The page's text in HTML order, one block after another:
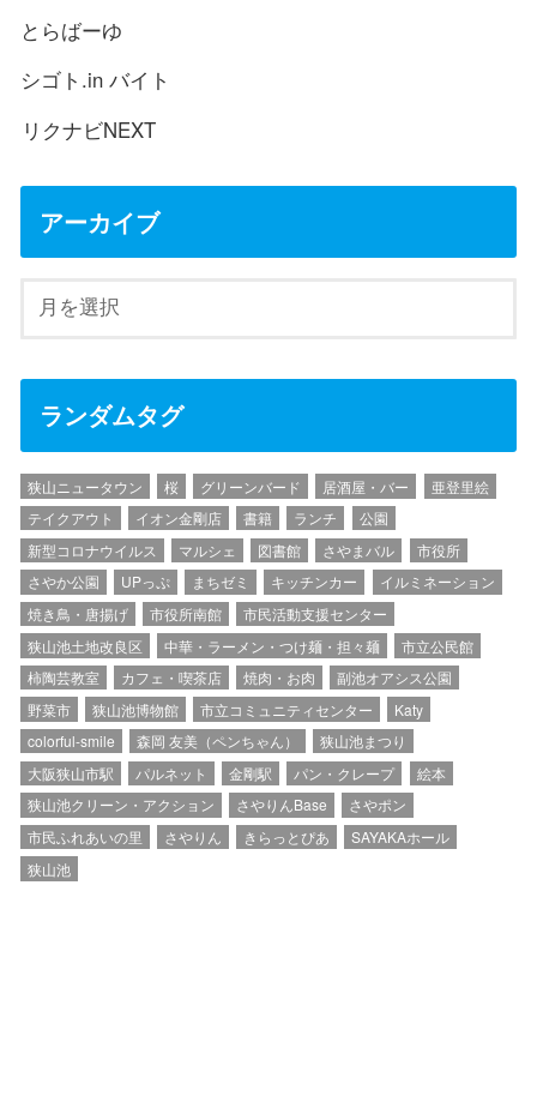
とらばーゆ
シゴト.in バイト
リクナビNEXT
アーカイブ
ランダムタグ
狭山ニュータウン 桜 グリーンバード 居酒屋・バー
亜登里絵
テイクアウト
イオン金剛店 書籍 ランチ
公園
新型コロナウイルス
マルシェ 図書館 さやまバル
市役所
さやか公園
UPっぷ まちゼミ キッチンカー
イルミネーション
焼き鳥・唐揚げ
市役所南館
市民活動支援センター
狭山池土地改良区
中華・ラーメン・つけ麺・担々麺
市立公民館
柿陶芸教室
カフェ・喫茶店 焼肉・お肉
副池オアシス公園
野菜市
狭山池博物館 市立コミュニティセンター
Katy
colorful-smile
森岡 友美（ペンちゃん）
狭山池まつり
大阪狭山市駅
パルネット 金剛駅 パン・クレープ
絵本
狭山池クリーン・アクション
さやりんBase
さやポン
市民ふれあいの里
さやりん きらっとぴあ
SAYAKAホール
狭山池